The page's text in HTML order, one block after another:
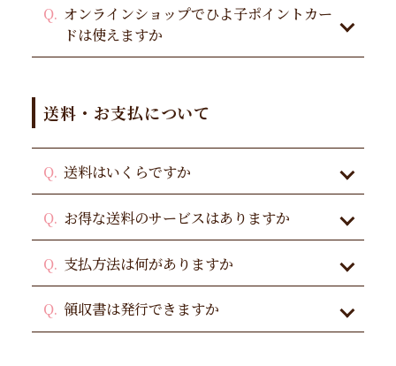
オンラインショップでひよ子ポイントカー
ドは使えますか
送料・お支払について
送料はいくらですか
お得な送料のサービスはありますか
支払方法は何がありますか
領収書は発行できますか